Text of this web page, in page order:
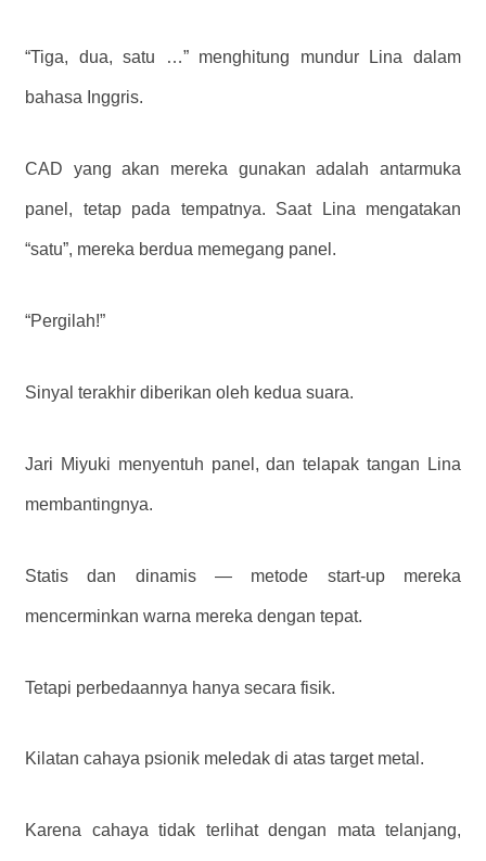
“Tiga, dua, satu …” menghitung mundur Lina dalam
bahasa Inggris.
CAD yang akan mereka gunakan adalah antarmuka
panel, tetap pada tempatnya. Saat Lina mengatakan
“satu”, mereka berdua memegang panel.
“Pergilah!”
Sinyal terakhir diberikan oleh kedua suara.
Jari Miyuki menyentuh panel, dan telapak tangan Lina
membantingnya.
Statis dan dinamis — metode start-up mereka
mencerminkan warna mereka dengan tepat.
Tetapi perbedaannya hanya secara fisik.
Kilatan cahaya psionik meledak di atas target metal.
Karena cahaya tidak terlihat dengan mata telanjang,